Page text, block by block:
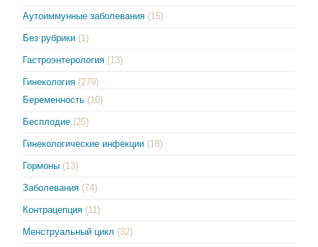
Аутоиммунные заболевания (15)
Без рубрики (1)
Гастроэнтерология (13)
Гинекология (279)
Беременность (10)
Бесплодие (25)
Гинекологические инфекции (18)
Гормоны (13)
Заболевания (74)
Контрацепция (11)
Менструальный цикл (32)